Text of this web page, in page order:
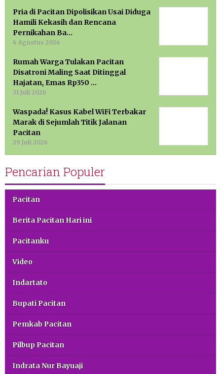
Pria di Pacitan Dipolisikan Usai Diduga
Hamili Kekasih dan Rencana
Pernikahan Ba…
4 Agustus 2026
Rumah Warga Tulakan Pacitan
Disatroni Maling Saat Ditinggal
Hajatan, Emas Rp350 …
31 Juli 2026
Waspada! Kasus Kabel WiFi Terbakar
Marak di Sejumlah Titik Jalanan
Pacitan
29 Juli 2026
Pencarian Populer
Pacitan
Berita Pacitan Hari ini
Pacitanku
Video
Indartato
Bupati Pacitan
Pemkab Pacitan
Pilbup Pacitan
Indrata Nur Bayuaji